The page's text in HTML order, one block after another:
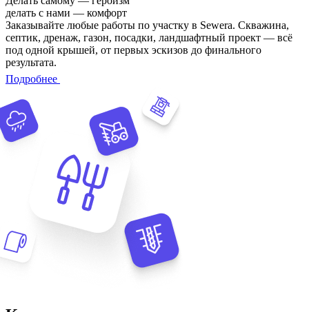
делать с нами — комфорт
Заказывайте любые работы по участку в Sewera. Скважина,
септик, дренаж, газон, посадки, ландшафтный проект — всё
под одной крышей, от первых эскизов до финального
результата.
Подробнее